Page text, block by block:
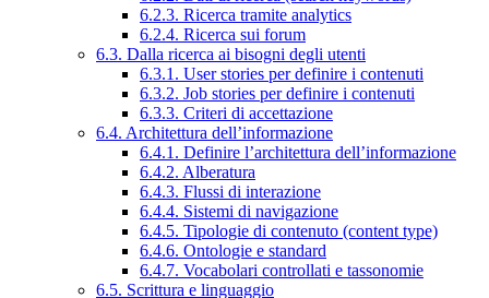
6.2.3. Ricerca tramite analytics
6.2.4. Ricerca sui forum
6.3. Dalla ricerca ai bisogni degli utenti
6.3.1. User stories per definire i contenuti
6.3.2. Job stories per definire i contenuti
6.3.3. Criteri di accettazione
6.4. Architettura dell’informazione
6.4.1. Definire l’architettura dell’informazione
6.4.2. Alberatura
6.4.3. Flussi di interazione
6.4.4. Sistemi di navigazione
6.4.5. Tipologie di contenuto (content type)
6.4.6. Ontologie e standard
6.4.7. Vocabolari controllati e tassonomie
6.5. Scrittura e linguaggio